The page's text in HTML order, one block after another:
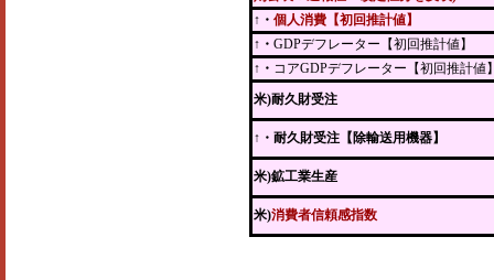
↑・ 個人消費【初回推計値】
↑・ GDPデフレーター【初回推計値】
↑・ コアGDPデフレーター【初回推計値
米)耐久財受注
↑ ・耐久財受注【除輸送用機器】
米)鉱工業生産
米)消費者信頼感指数